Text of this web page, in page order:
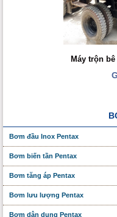
Máy trộn
Bơm đầu Inox Pentax
Bơm biến tần Pentax
Bơm tăng áp Pentax
Bơm lưu lượng Pentax
Bơm dân dụng Pentax